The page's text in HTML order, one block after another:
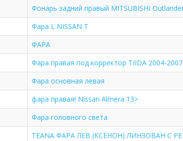
Фонарь задний правый MITSUBISHI
Фара L NISSAN T
ФАРА
Фара правая под корректор TIIDA 2004-2007
Фара основная левая
фара правая! Nissan Almera 13>
Фара головного света
TEANA ФАРА ЛЕВ (КСЕНОН) ЛИНЗОВАН С